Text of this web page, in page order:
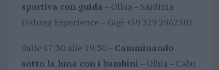
sportiva con guida – Olbia – Sardinia
Fishing Experience – Gigi +39 329 2962303
dalle 17:30 alle 19:30 – Camminando
sotto la luna con i bambini – Olbia – Cabu